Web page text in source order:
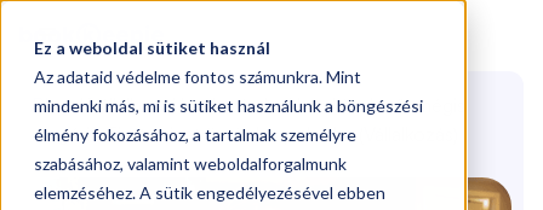
Ez a weboldal sütiket használ
Az adataid védelme fontos számunkra. Mint
mindenki más, mi is sütiket használunk a böngészési
élmény fokozásához, a tartalmak személyre
szabásához, valamint weboldalforgalmunk
elemzéséhez. A sütik engedélyezésével ebben
Blog / Vállalkozói bankszámla: Nem kötelező, mégis
megéri? Tiszta vizet öntünk a pohárba(Vállalkozás)